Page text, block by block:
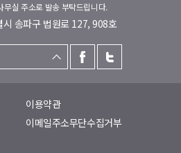
무실 주소로 발송 부탁드립니다.
시 송파구 법원로 127, 908호
이용약관
이메일주소무단수집거부